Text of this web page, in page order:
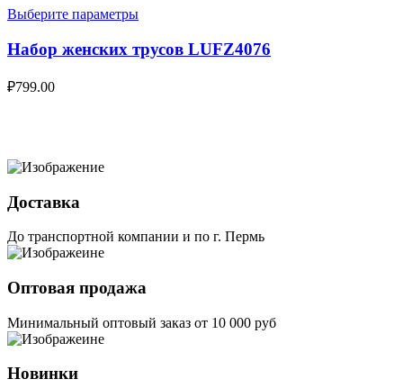
Выберите параметры
Набор женских трусов LUFZ4076
₽799.00
Доставка
До транспортной компании и по г. Пермь
Оптовая продажа
Минимальный оптовый заказ от 10 000 руб
Новинки